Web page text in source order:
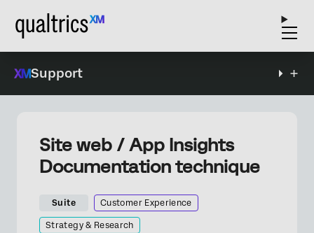
Support
Site web / App Insights
Documentation technique
Suite Customer Experience
Strategy & Research